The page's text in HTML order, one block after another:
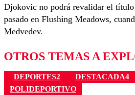
Djokovic no podrá revalidar el título
pasado en Flushing Meadows,
Medvedev.
OTROS TEMAS A
DEPORTES2 DESTACADA4
POLIDEPORTIVO